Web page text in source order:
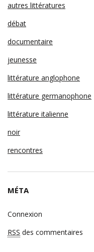
autres littératures
débat
documentaire
jeunesse
littérature anglophone
littérature germanophone
littérature italienne
noir
rencontres
MÉTA
Connexion
RSS des commentaires